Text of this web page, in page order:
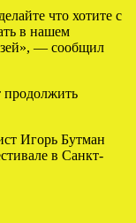
что хотите с
в нашем
— сообщил
продолжить
Игорь Бутман
в Санкт-